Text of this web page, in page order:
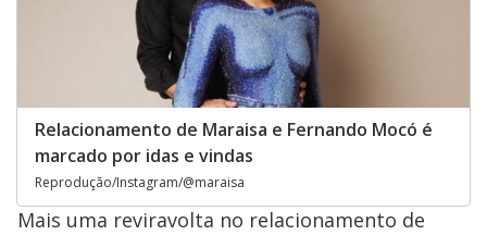
Relacionamento de Maraisa e Fernando Mocó é
marcado por idas e vindas
Reprodução/Instagram/@maraisa
Mais uma reviravolta no relacionamento de